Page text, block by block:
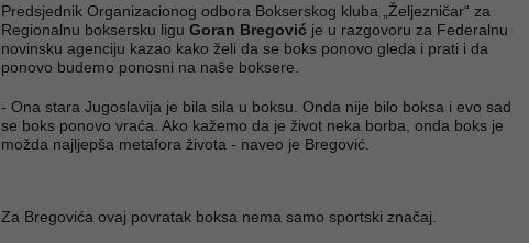
Predsjednik Organizacionog odbora Bokserskog kluba „Željezničar“ za
Regionalnu boksersku ligu Goran Bregović je u razgovoru za Federalnu
novinsku agenciju kazao kako želi da se boks ponovo gleda i prati i da
ponovo budemo ponosni na naše boksere.
- Ona stara Jugoslavija je bila sila u boksu. Onda nije bilo boksa i evo sad
se boks ponovo vraća. Ako kažemo da je život neka borba, onda boks je
možda najljepša metafora života - naveo je Bregović.
Za Bregovića ovaj povratak boksa nema samo sportski značaj.